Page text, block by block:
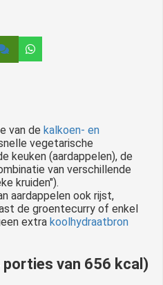
van de kalkoen- en
vegetarische
keuken (aardappelen), de
van verschillende
kruiden").
aardappelen ook rijst,
de groentecurry of enkel
extra koolhydraatbron
porties van 656 kcal)